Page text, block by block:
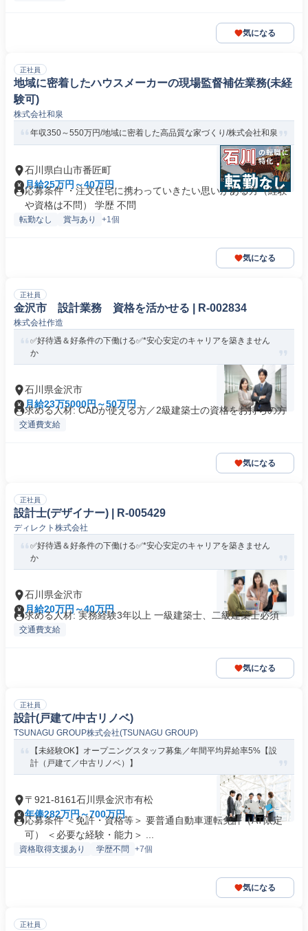
気になる
正社員
地域に密着したハウスメーカーの現場監督補佐業務(未経
験可)
株式会社和泉
年収350～550万円/地域に密着した高品質な家づくり/株式会社和泉
石川県白山市番匠町
月給25万円～40万円
応募条件 ・注文住宅に携わっていきたい思いがある方（経験
や資格は不問） 学歴 不問
転勤なし 賞与あり +1個
気になる
正社員
金沢市 設計業務 資格を活かせる | R-002834
株式会社作造
✅好待遇＆好条件の下働ける✅*安心安定のキャリアを築きません
か
石川県金沢市
月給23万5000円～50万円
求める人材: CADが使える方／2級建築士の資格をお持ちの方
交通費支給
気になる
正社員
設計士(デザイナー) | R-005429
ディレクト株式会社
✅好待遇＆好条件の下働ける✅*安心安定のキャリアを築きません
か
石川県金沢市
月給20万円～40万円
求める人材: 実務経験3年以上 一級建築士、二級建築士必須
交通費支給
気になる
正社員
設計(戸建て/中古リノベ)
TSUNAGU GROUP株式会社(TSUNAGU GROUP)
【未経験OK】オープニングスタッフ募集／年間平均昇給率5%【設
計（戸建て／中古リノベ）】
〒921-8161石川県金沢市有松
年俸282万円～700万円
応募条件 ＜免許・資格等＞ 要普通自動車運転免許（AT限定
可） ＜必要な経験・能力＞ ...
資格取得支援あり 学歴不問 +7個
気になる
正社員